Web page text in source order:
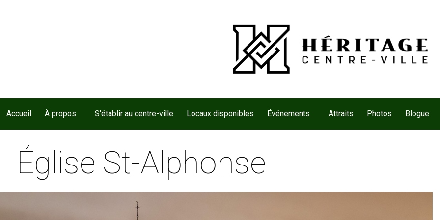
Accueil À propos S'établir au centre-ville Locaux disponibles Événements Attraits Photos Blogue
Église St-Alphonse